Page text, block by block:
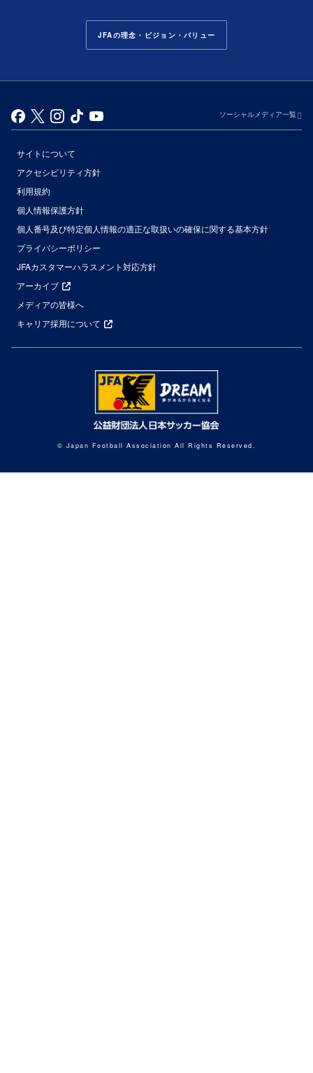
JFAの理念・ビジョン・バリュー
ソーシャルメディア一覧
サイトについて
アクセシビリティ方針
利用規約
個人情報保護方針
個人番号及び特定個人情報の適正な取扱いの確保に関する基本方針
プライバシーポリシー
JFAカスタマーハラスメント対応方針
アーカイブ
メディアの皆様へ
キャリア採用について
© Japan Football Association All Rights Reserved.